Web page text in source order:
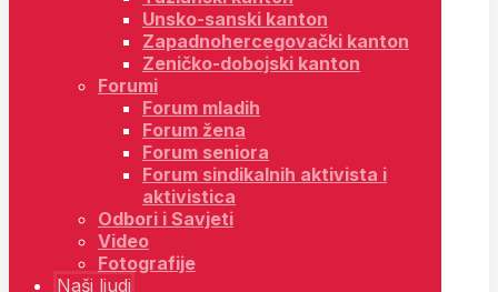
Unsko-sanski kanton
Zapadnohercegovački kanton
Zeničko-dobojski kanton
Forumi
Forum mladih
Forum žena
Forum seniora
Forum sindikalnih aktivista i
aktivistica
Odbori i Savjeti
Video
Fotografije
Naši ljudi